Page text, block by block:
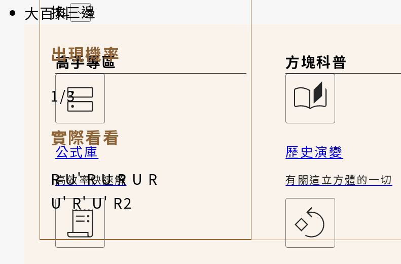
大百科
高手專區
公式庫
高效率快速解
方塊科普
歷史演變
有關這立方體的一切
換三邊
出現機率
1/3
實際看看
R U' R U R U R
U' R' U' R2